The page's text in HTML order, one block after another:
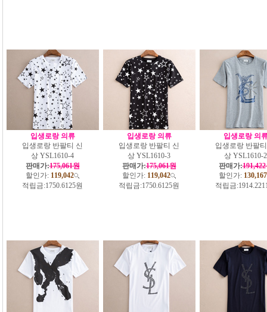
입생로랑 의류
입생로랑 반팔티 신
상 YSL1610-4
판매가:175,061원
할인가: 119,042
적립금:1750.6125원
입생로랑 의류
입생로랑 반팔티 신
상 YSL1610-3
판매가:175,061원
할인가: 119,042
적립금:1750.6125원
입생로랑 의
입생로랑 반팔
상 YSL1610-2
판매가:
할인가: 130,167
적립금: